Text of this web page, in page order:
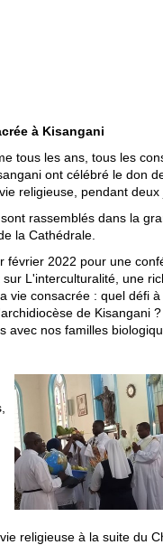
à Kisangani
tous les ans, tous les
ont célébré le don
religieuse, pendant deux
rassemblés dans la
la Cathédrale.
février 2022 pour une
sur L'interculturalité, une
vie consacrée : quel défi
de Kisangani
avec nos familles
religieuse à la suite du